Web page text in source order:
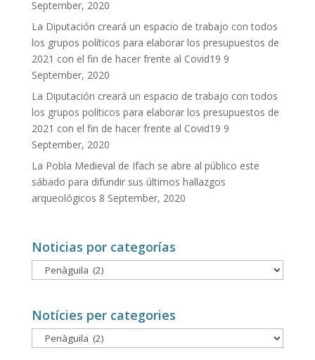
September, 2020
La Diputación creará un espacio de trabajo con todos
los grupos políticos para elaborar los presupuestos de
2021 con el fin de hacer frente al Covid19 9
September, 2020
La Diputación creará un espacio de trabajo con todos
los grupos políticos para elaborar los presupuestos de
2021 con el fin de hacer frente al Covid19 9
September, 2020
La Pobla Medieval de Ifach se abre al público este
sábado para difundir sus últimos hallazgos
arqueológicos 8 September, 2020
Noticias por categorías
Noticias
por
Notícies per categories
Notícies
per